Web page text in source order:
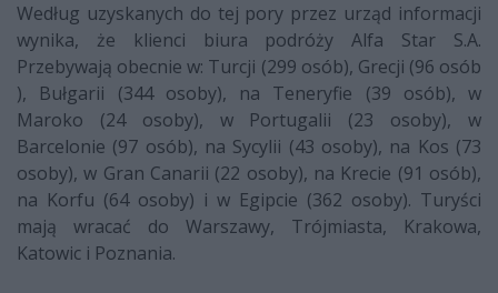
Według uzyskanych do tej pory przez urząd informacji
wynika, że klienci biura podróży Alfa Star S.A.
Przebywają obecnie w: Turcji (299 osób), Grecji (96 osób
), Bułgarii (344 osoby), na Teneryfie (39 osób), w
Maroko (24 osoby), w Portugalii (23 osoby), w
Barcelonie (97 osób), na Sycylii (43 osoby), na Kos (73
osoby), w Gran Canarii (22 osoby), na Krecie (91 osób),
na Korfu (64 osoby) i w Egipcie (362 osoby). Turyści
mają wracać do Warszawy, Trójmiasta, Krakowa,
Katowic i Poznania.